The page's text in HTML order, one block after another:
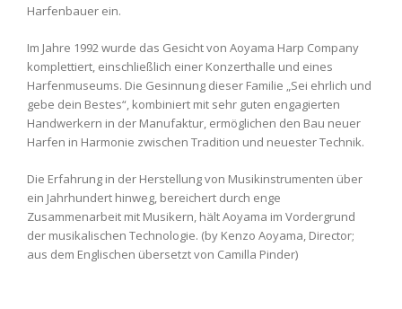
Harfenbauer ein.
Im Jahre 1992 wurde das Gesicht von Aoyama Harp Company
komplettiert, einschließlich einer Konzerthalle und eines
Harfenmuseums. Die Gesinnung dieser Familie „Sei ehrlich und
gebe dein Bestes“, kombiniert mit sehr guten engagierten
Handwerkern in der Manufaktur, ermöglichen den Bau neuer
Harfen in Harmonie zwischen Tradition und neuester Technik.
Die Erfahrung in der Herstellung von Musikinstrumenten über
ein Jahrhundert hinweg, bereichert durch enge
Zusammenarbeit mit Musikern, hält Aoyama im Vordergrund
der musikalischen Technologie. (by Kenzo Aoyama, Director;
aus dem Englischen übersetzt von Camilla Pinder)